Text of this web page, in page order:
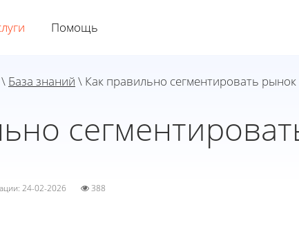
Помощь
\ База знаний \ Как правильно сегментировать рынок
24-02-2026 388